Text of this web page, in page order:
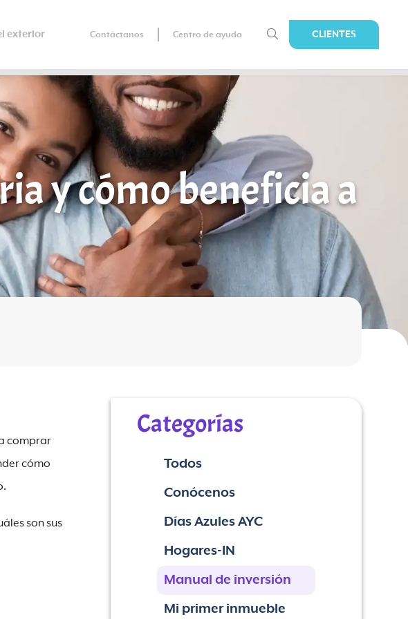
exterior Contáctanos Centro de ayuda CLIENTES
y cómo beneficia a
comprar
cómo
son sus
Categorías
Todos
Conócenos
Días Azules AYC
Hogares-IN
Manual de inversión
Mi primer inmueble